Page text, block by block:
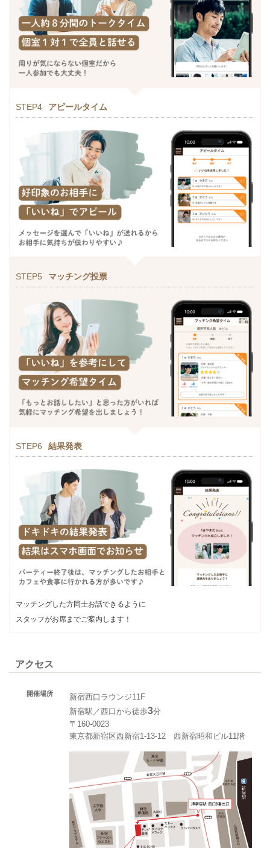
STEP4 アピールタイム
STEP5 マッチング投票
STEP6 結果発表
マッチングした方同士お話できるように
スタッフがお席までご案内します！
アクセス
開催場所
新宿西口ラウンジ11F
新宿駅／西口から徒歩3分
〒160-0023
東京都新宿区西新宿1-13-12 西新宿昭和ビル11階